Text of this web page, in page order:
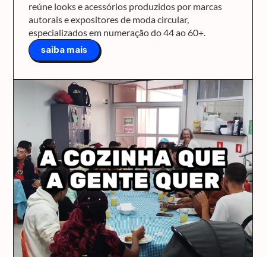
reúne looks e acessórios produzidos por marcas
autorais e expositores de moda circular,
especializados em numeração do 44 ao 60+.
saiba mais